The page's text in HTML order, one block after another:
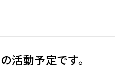
活動予定です。